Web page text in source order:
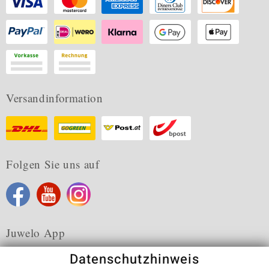
Versandinformation
Folgen Sie uns auf
Juwelo App
Datenschutzhinweis